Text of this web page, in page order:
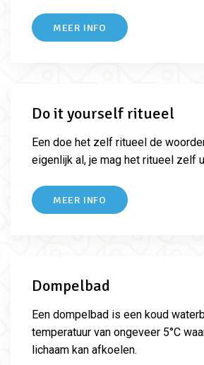
MEER INFO
Do it yourself ritueel
Een doe het zelf ritueel de
eigenlijk al, je mag het ritueel zelf
MEER INFO
Dompelbad
Een dompelbad is een koud
temperatuur van ongeveer 5°C
lichaam kan afkoelen.